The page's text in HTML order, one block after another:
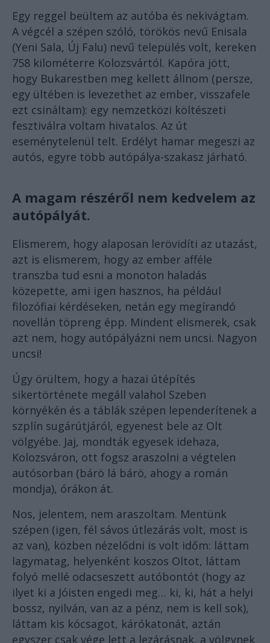
Egy reggel beültem az autóba és nekivágtam.
A végcél a szépen szóló, törökös nevű Enisala
(Yeni Sala, Új Falu) nevű település volt, kereken
758 kilométerre Kolozsvártól. Kapóra jött,
hogy Bukarestben meg kellett állnom (persze,
egy ültében is levezethet az ember, visszafele
ezt csináltam): egy nemzetközi költészeti
fesztiválra voltam hivatalos. Az út
eseménytelenül telt. Erdélyt hamar megeszi az
autós, egyre több autópálya-szakasz járható.
A magam részéről nem kedvelem az
autópályát.
Elismerem, hogy alaposan lerövidíti az utazást,
azt is elismerem, hogy az ember afféle
transzba tud esni a monoton haladás
közepette, ami igen hasznos, ha például
filozófiai kérdéseken, netán egy megírandó
novellán töpreng épp. Mindent elismerek, csak
azt nem, hogy autópályázni nem uncsi. Nagyon
uncsi!
Úgy örültem, hogy a hazai útépítés
sikertörténete megáll valahol Szeben
környékén és a táblák szépen lependerítenek a
szplín sugárútjáról, egyenest bele az Olt
völgyébe. Jaj, mondták egyesek idehaza,
Kolozsváron, ott fogsz araszolni a végtelen
autósorban (bárö lá bárö, ahogy a román
mondja), órákon át.
Nos, jelentem, nem araszoltam. Mentünk
szépen (igen, fél sávos útlezárás volt, most is
az van), közben nézelődni is volt időm: láttam
lagymatag, helyenként koszos Oltot, láttam
folyó mellé odacseszett autóbontót (hogy az
ilyet ki a Jóisten engedi meg… ki, ki, hát a helyi
bossz, nyilván, van az a pénz, nem is kell sok),
láttam kis kócsagot, kárókatonát, aztán
egyszer csak vége lett a lezárásnak, a völgynek